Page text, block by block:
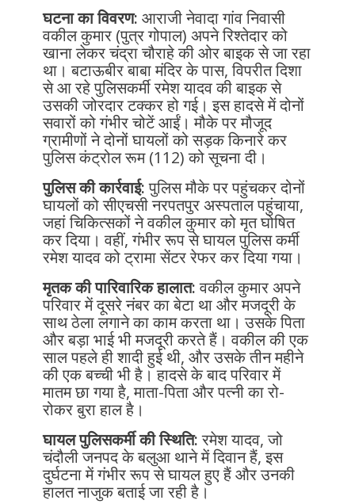
घटना का विवरण: आराजी नेवादा गांव निवासी
वकील कुमार (पुत्र गोपाल) अपने रिश्तेदार को
खाना लेकर चंद्रा चौराहे की ओर बाइक से जा रहा
था। बटाऊबीर बाबा मंदिर के पास, विपरीत दिशा
से आ रहे पुलिसकर्मी रमेश यादव की बाइक से
उसकी जोरदार टक्कर हो गई। इस हादसे में दोनों
सवारों को गंभीर चोटें आईं। मौके पर मौजूद
ग्रामीणों ने दोनों घायलों को सड़क किनारे कर
पुलिस कंट्रोल रूम (112) को सूचना दी।
पुलिस की कार्रवाई:पुलिस मौके पर पहुंचकर दोनों
घायलों को सीएचसी नरपतपुर अस्पताल पहुंचाया,
जहां चिकित्सकों ने वकील कुमार को मृत घोषित
कर दिया। वहीं, गंभीर रूप से घायल पुलिस कर्मी
रमेश यादव को ट्रामा सेंटर रेफर कर दिया गया।
मृतक की पारिवारिक हालात:वकील कुमार अपने
परिवार में दूसरे नंबर का बेटा था और मजदूरी के
साथ ठेला लगाने का काम करता था। उसके पिता
और बड़ा भाई भी मजदूरी करते हैं। वकील की एक
साल पहले ही शादी हुई थी, और उसके तीन महीने
की एक बच्ची भी है। हादसे के बाद परिवार में
मातम छा गया है, माता-पिता और पत्नी का रो-
रोकर बुरा हाल है।
घायल पुलिसकर्मी की स्थिति:रमेश यादव, जो
चंदौली जनपद के बलुआ थाने में दिवान हैं, इस
दुर्घटना में गंभीर रूप से घायल हुए हैं और उनकी
हालत नाजुक बताई जा रही है।